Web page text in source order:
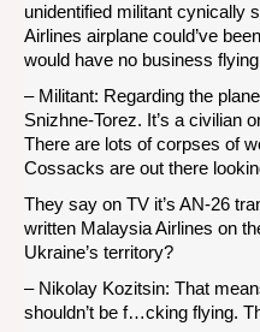
unidentified militant cynically
Airlines airplane could’ve
would have no business
– Militant: Regarding the
Snizhne-Torez. It’s a civilian
There are lots of corpses of
Cossacks are out there
They say on TV it’s AN-26
written Malaysia Airlines on
Ukraine’s territory?
– Nikolay Kozitsin: That
shouldn’t be f…cking flying.